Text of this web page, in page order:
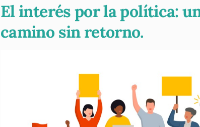
El interés por la política:
camino sin retorno.